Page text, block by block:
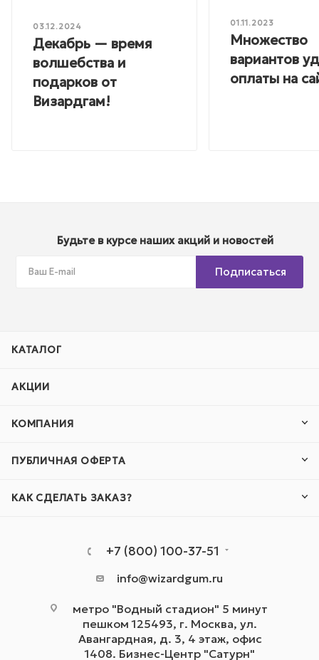
03.12.2024
Декабрь — время
волшебства и
подарков от
Визардгам!
01.11.2023
Множество
вариантов
оплаты на
Будьте в курсе наших акций и новостей
Подписаться
КАТАЛОГ
АКЦИИ
КОМПАНИЯ
ПУБЛИЧНАЯ ОФЕРТА
КАК СДЕЛАТЬ ЗАКАЗ?
+7 (800) 100-37-51
info@wizardgum.ru
метро "Водный стадион" 5 минут
пешком 125493, г. Москва, ул.
Авангардная, д. 3, 4 этаж, офис
1408. Бизнес-Центр "Сатурн"